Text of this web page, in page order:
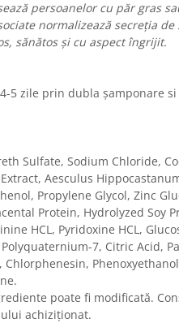
persoanelor cu păr gras
normalizează secreția
sănătos și cu aspect îngrijit.
5 zile prin dubla şamponare
Sulfate, Sodium Chloride,
Aesculus
Propylene Glycol, Zinc
Protein, Hydrolyzed Soy
HCL, Pyridoxine HCL,
7, Citric Acid,
Chlorphenesin,
poate fi modificată.
achiziționat.